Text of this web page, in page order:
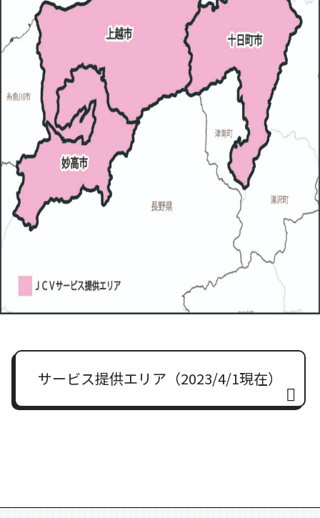
サービス提供エリア（2023/4/1現在）